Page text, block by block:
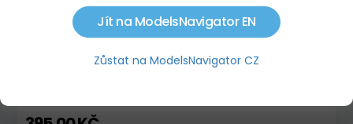
Jít na ModelsNavigator EN
Zůstat na ModelsNavigator CZ